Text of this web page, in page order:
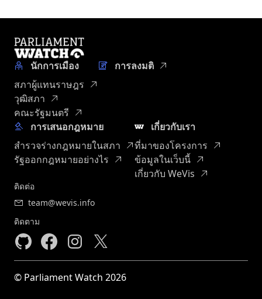
นักการเมือง
สภาผู้แทนราษฎร
วุฒิสภา
คณะรัฐมนตรี
การลงมติ
การเสนอกฎหมาย
สำรวจร่างกฎหมายในสภา
รัฐออกกฎหมายอย่างไร
เกี่ยวกับเรา
ที่มาของโครงการ
ข้อมูลในเว็บนี้
เกี่ยวกับ WeVis
ติดต่อ
team@wevis.info
ติดตาม
© Parliament Watch 2026